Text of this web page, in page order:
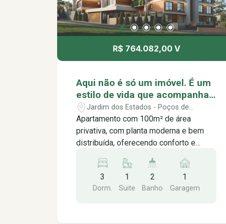
R$ 764.082,00 V
Aqui não é só um imóvel. É um
estilo de vida que acompanha
o seu ritmo. Music Residence,
viva no seu melhor ritmo.
Jardim dos Estados - Poços de
Caldas/MG
Apartamento com 100m² de área
privativa, com planta moderna e bem
distribuída, oferecendo conforto e
imóvel conta com 3 dormitórios sendo
1 suíte, lavabo, sala integrada com a
cozinha, proporcionando um ambiente
3
Dorm.
1
Suite
2
Banho
1
Garagem